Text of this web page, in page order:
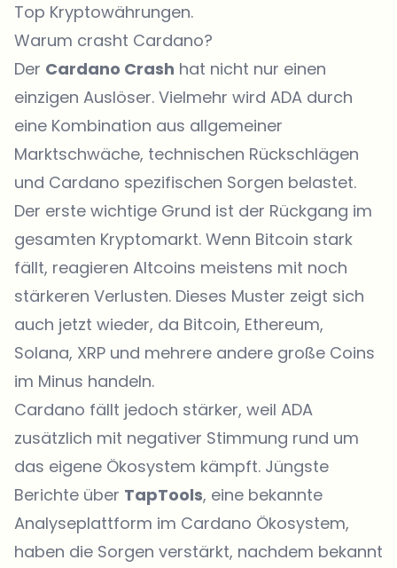
Top Kryptowährungen.
Warum crasht Cardano?
Der Cardano Crash hat nicht nur einen
einzigen Auslöser. Vielmehr wird ADA durch
eine Kombination aus allgemeiner
Marktschwäche, technischen Rückschlägen
und Cardano spezifischen Sorgen belastet.
Der erste wichtige Grund ist der Rückgang im
gesamten Kryptomarkt. Wenn Bitcoin stark
fällt, reagieren Altcoins meistens mit noch
stärkeren Verlusten. Dieses Muster zeigt sich
auch jetzt wieder, da Bitcoin, Ethereum,
Solana, XRP und mehrere andere große Coins
im Minus handeln.
Cardano fällt jedoch stärker, weil ADA
zusätzlich mit negativer Stimmung rund um
das eigene Ökosystem kämpft. Jüngste
Berichte über TapTools, eine bekannte
Analyseplattform im Cardano Ökosystem,
haben die Sorgen verstärkt, nachdem bekannt